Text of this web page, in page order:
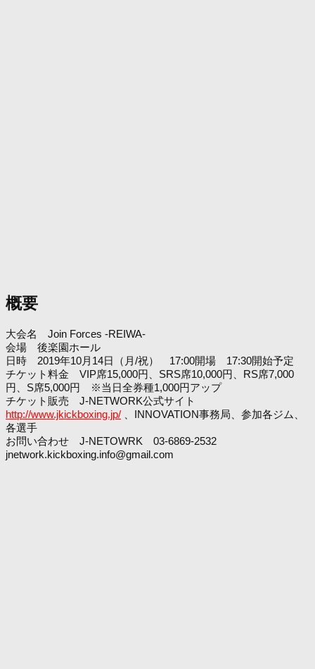
概要
大会名 Join Forces -REIWA-
会場 後楽園ホール
日時 2019年10月14日（月/祝） 17:00開場 17:30開始予定
チケット料金 VIP席15,000円、SRS席10,000円、RS席7,000
円、S席5,000円 ※当日全券種1,000円アップ
チケット販売 J-NETWORK公式サイト
http://www.jkickboxing.jp/ 、INNOVATION事務局、参加各ジム、
各選手
お問い合わせ J-NETOWRK 03-6869-2532
jnetwork.kickboxing.info@gmail.com